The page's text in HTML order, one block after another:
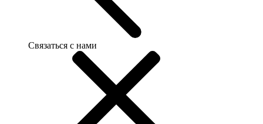
Связаться с нами